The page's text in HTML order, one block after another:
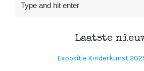
Laatste
Expositie Kinderkunst